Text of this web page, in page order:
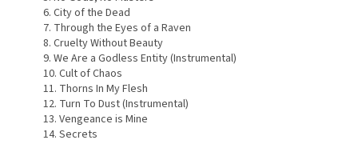
6. City of the Dead
7. Through the Eyes of a Raven
8. Cruelty Without Beauty
9. We Are a Godless Entity (Instrumental)
10. Cult of Chaos
11. Thorns In My Flesh
12. Turn To Dust (Instrumental)
13. Vengeance is Mine
14. Secrets